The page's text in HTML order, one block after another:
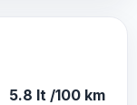
5.8 lt /100 km